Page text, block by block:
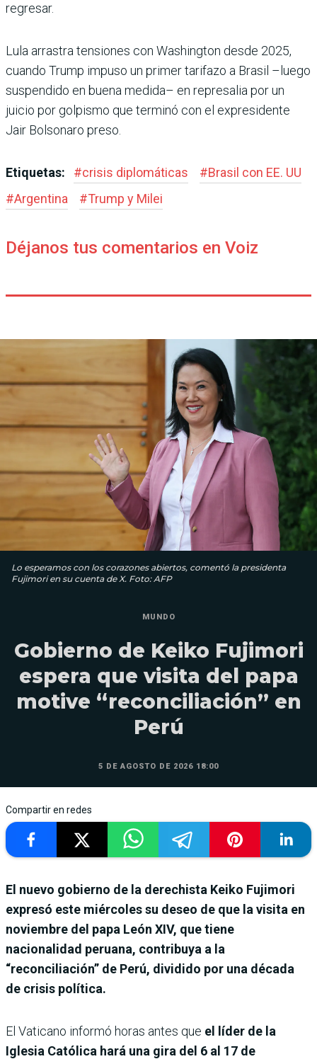
regresar.
Lula arrastra tensiones con Washington desde 2025,
cuando Trump impuso un pri­mer tarifazo a Brasil –luego
suspendido en buena medida– en represalia por un
juicio por golpismo que terminó con el expresidente
Jair Bolsonaro preso.
Etiquetas: #crisis diplomáticas #Brasil con EE. UU
#Argentina #Trump y Milei
Déjanos tus comentarios en Voiz
Lo esperamos con los corazones abiertos, comentó la presidenta
Fujimori en su cuenta de X. Foto: AFP
MUNDO
Gobierno de Keiko Fujimori
espera que visita del papa
motive “reconciliación” en
Perú
5 DE AGOSTO DE 2026 18:00
Compartir en redes
El nuevo gobierno de la derechista Keiko Fujimori
expresó este miércoles su deseo de que la visita en
noviembre del papa León XIV, que tiene
nacionalidad peruana, contribuya a la
“reconciliación” de Perú, dividido por una década
de crisis política.
El Vaticano informó horas antes que el líder de la
Iglesia Católica hará una gira del 6 al 17 de